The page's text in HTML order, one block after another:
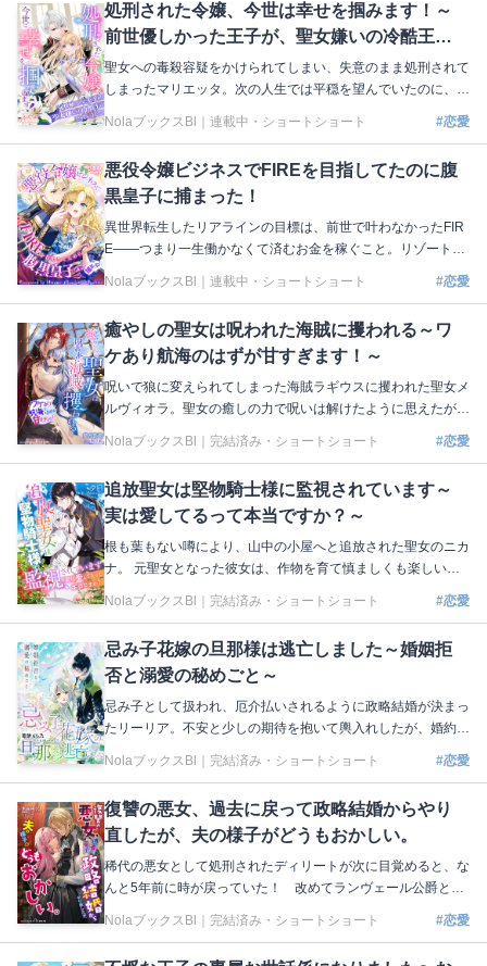
悲壮な決意で行動を起こすことに。けれど、その後からなぜか
アシェルは毎日欠かさずリヴィの顔を見に来るようになっ
て……？ 著：三崎こはく イラスト：沖田ちゃとら 本編はこち
ら 上巻：https://nola-novel.com/bloom/novels/vyyg5rbf66 下
処刑された令嬢、今世は幸せを掴みます！～
前世優しかった王子が、聖女嫌いの冷酷王に
なっていました～
聖女への毒殺容疑をかけられてしまい、失意のまま処刑されて
しまったマリエッタ。次の人生では平穏を望んでいたのに、同
じ国の伯爵令嬢マリーとして転生し、突然聖女の力が発覚して
しまった！ 王都に呼ばれ、前世で慕ってくれていた第二王子
冷徹な視線を向けてくる聖女嫌いになっていた！ だが、ヴィ
ンセントがマリエッタの無実のために調査していたと知り─
─!? 著：ミズメ イラスト：夏葉ジュン 本編はこちら https://nol
a-novel.com/bloom/novels/sqsysf6w5d
NolaブックスBl｜ 連載中・ショートショート #恋愛
悪役令嬢ビジネスでFIREを目指してたのに腹
黒皇子に捕まった！
異世界転生したリアラインの目標は、前世で叶わなかったFIR
E――つまり一生働かなくて済むお金を稼ぐこと。リゾートで
大豪遊しながら莫大な財産を浪費して生涯ぬくぬく暮らすた
め、金髪縦ロールをたなびかせた悪役令嬢としてターゲットを
ねていたはずが、帝国の皇子ユリウスがいきなり求婚してき
て!? 第1回Nola縦マンガ原作大賞で準大賞を受賞した抱腹絶倒
ラブコメディ、ついに登場！ 著：ひるね イラスト：月戸 本編
はこちら https://nola-novel.com/bloom/novels/lol8hh416t
NolaブックスBl｜ 連載中・ショートショート #恋愛
癒やしの聖女は呪われた海賊に攫われる～ワ
ケあり航海のはずが甘すぎます！～
呪いで狼に変えられてしまった海賊ラギウスに攫われた聖女メ
ルヴィオラ。聖女の癒しの力で呪いは解けたように思えたが、
ラギウスに狼の耳と尻尾は残ったままだった！ メルヴィオラ
を完全な聖女にしてラギウスの呪いを解くため、海賊船に乗っ
で儀式を行いながらメルヴィオラは世界の広さを知っていく。
しかし、ラギウスとの近すぎる距離感のせいで、ドキドキと戸
惑いの連続で…!? 著：紫月音湖 イラスト：鈴ノ助 本編はこち
ら https://nola-novel.com/bloom/novels/as2lrvxnhiy
NolaブックスBl｜ 完結済み・ショートショート #恋愛
追放聖女は堅物騎士様に監視されています～
実は愛してるって本当ですか？～
根も葉もない噂により、山中の小屋へと追放された聖女のニカ
ナ。 元聖女となった彼女は、作物を育て慎ましくも楽しい山
小屋生活を送っていた。 そこに、監視役として公爵のスヴァ
ンテが派遣されてくる。 生真面目な性格のスヴァンテは、ニ
カナに抱いていた印象が変わりはじめる。 気が付けばスヴァ
ンテは、彼女に少しずつ惹かれていくのだった……。 著：夕
日 イラスト：鳥飼やすゆき 本編はこちら https://nola-novel.co
m/bloom/novels/k7s6cwtb3i
NolaブックスBl｜ 完結済み・ショートショート #恋愛
忌み子花嫁の旦那様は逃亡しました～婚姻拒
否と溺愛の秘めごと～
忌み子として扱われ、厄介払いされるように政略結婚が決まっ
たリーリア。不安と少しの期待を抱いて輿入れしたが、婚約者
である侯爵は側近のライに「何があっても婚姻は結ばない」と
いう言葉を残して姿を現さなかった。望まれていない花嫁とわ
くなったリーリアは大使として城に滞在することになったが、
なぜか怜悧な印象だったライの過保護なほどの甘やかしが始ま
って⁉︎ 著：葛餅もち乃 イラスト：セカイメグル 本編はこちら
https://nola-novel.com/bloom/novels/7a3jhgthtg9e
NolaブックスBl｜ 完結済み・ショートショート #恋愛
復讐の悪女、過去に戻って政略結婚からやり
直したが、夫の様子がどうもおかしい。
稀代の悪女として処刑されたディリートが次に目覚めると、な
んと5年前に時が戻っていた！ 改めてランヴェール公爵と政
略結婚したディリートは、自分を処刑へと追いやった皇甥イゼ
キウスの罪を白日の下にさらすため、如才なく立ち回ってい
NolaブックスBl｜ 完結済み・ショートショート #恋愛